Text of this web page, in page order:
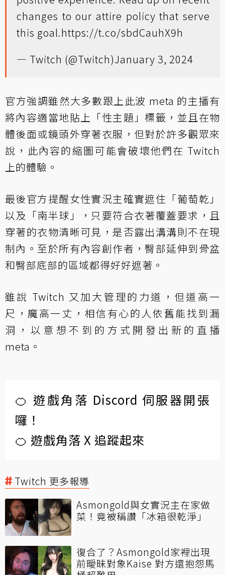
changes to our attire policy that serve
this goal.https://t.co/sbdCauhX9h
— Twitch (@Twitch)January 3, 2024
官方強調雖然大多數跟上此波 meta 的主播有
將內容適當地貼上「性主題」標籤，並且在物
體後面或鏡頭外穿著衣服，但對於許多觀眾來
說，此內容的縮圖可能會破壞他們在 Twitch
上的體驗。
最後官方提醒女性實況主確實遮住「葡萄乾」
以及「南半球」，只要符合衣著覆蓋要求，且
穿著的衣物清晰可見，是否露出溝溝則不在現
制內。至於所有內容創作者，臀部延伸到骨盆
和臀部底部的區域都得好好遮著。
雖說 Twitch 又加大管理的力道，但道高一
尺，魔高一丈，相信有心的人依舊能找到漏
洞，以意想不到的方式開發出新的直播
meta。
🍊 遊戲角落 Discord 伺服器開張
囉！
🍊 遊戲角落 X 追蹤起來
Twitch 更多報導
Asmongold與女實況主在家做
菜！竟被稱讚「冰箱很乾淨」
復合了？Asmongold家裡出現
前曖昧對象Kaise 對方還抱怨馬